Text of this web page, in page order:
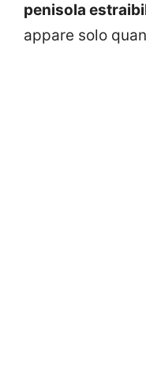
penisola
appare solo